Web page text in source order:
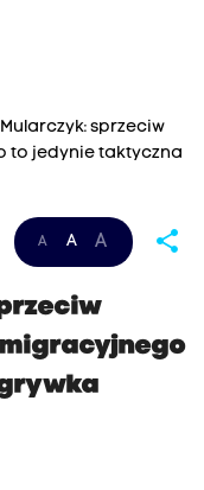
sprzeciw
to jedynie taktyczna
A A A share